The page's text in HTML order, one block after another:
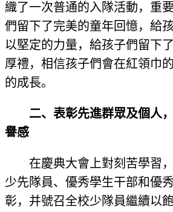
織了一次普通的入隊活動，重
們留下了完美的童年回憶，給
以堅定的力量，給孩子們留下
厚禮，相信孩子們會在紅領巾
的成長。
二、表彰先進群眾及個人
譽感
在慶典大會上對刻苦學習
少先隊員、優秀學生干部和優
彰，并號召全校少隊員繼續以